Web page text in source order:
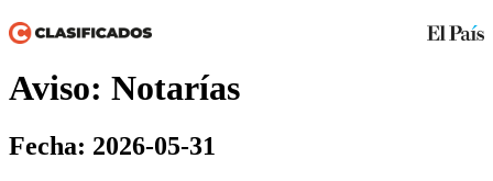
Aviso: Notarías
Fecha: 2026-05-31